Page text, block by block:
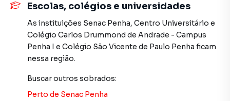
A Imobiliária Xavier e Brito tem mais opções de
apartamentos, casas residenciais e comerciais, sobrados,
terrenos, lojas e barracões para venda ou locação, além de
empreendimentos em construção ou lançamentos na
planta em Penha de França e em outras regiões de São
encontrar o imóvel que mais combina com seu estilo de
Escolas, colégios e universidades
As instituições Senac Penha, Centro Universitário e
Colégio Carlos Drummond de Andrade - Campus
Penha I e Colégio São Vicente de Paulo Penha ficam
nessa região.
Buscar outros sobrados:
Perto de Senac Penha